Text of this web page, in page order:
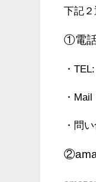
下記２
①電話
・
・
・問